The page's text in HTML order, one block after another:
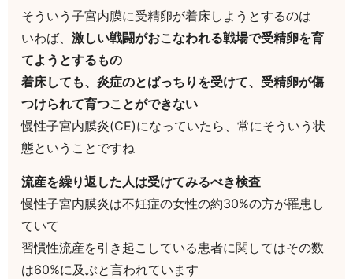
そういう子宮内膜に受精卵が着床しようとするのは
いわば、激しい戦闘がおこなわれる戦場で受精卵を育
てようとするもの
着床しても、炎症のとばっちりを受けて、受精卵が傷
つけられて育つことができない
慢性子宮内膜炎(CE)になっていたら、常にそういう状
態ということですね
流産を繰り返した人は受けてみるべき検査
慢性子宮内膜炎は不妊症の女性の約30%の方が罹患し
ていて
習慣性流産を引き起こしている患者に関してはその数
は60%に及ぶと言われています